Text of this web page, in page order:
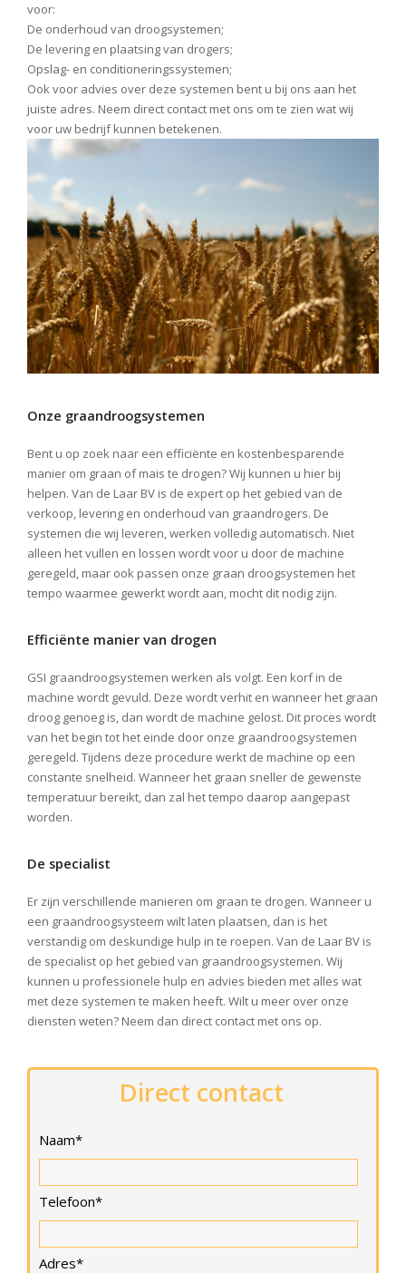
voor:
De onderhoud van droogsystemen;
De levering en plaatsing van drogers;
Opslag- en conditioneringssystemen;
Ook voor advies over deze systemen bent u bij ons aan het
juiste adres. Neem direct contact met ons om te zien wat wij
voor uw bedrijf kunnen betekenen.
Onze graandroogsystemen
Bent u op zoek naar een efficiënte en kostenbesparende
manier om graan of mais te drogen? Wij kunnen u hier bij
helpen. Van de Laar BV is de expert op het gebied van de
verkoop, levering en onderhoud van graandrogers. De
systemen die wij leveren, werken volledig automatisch. Niet
alleen het vullen en lossen wordt voor u door de machine
geregeld, maar ook passen onze graan droogsystemen het
tempo waarmee gewerkt wordt aan, mocht dit nodig zijn.
Efficiënte manier van drogen
GSI graandroogsystemen werken als volgt. Een korf in de
machine wordt gevuld. Deze wordt verhit en wanneer het graan
droog genoeg is, dan wordt de machine gelost. Dit proces wordt
van het begin tot het einde door onze graandroogsystemen
geregeld. Tijdens deze procedure werkt de machine op een
constante snelheid. Wanneer het graan sneller de gewenste
temperatuur bereikt, dan zal het tempo daarop aangepast
worden.
De specialist
Er zijn verschillende manieren om graan te drogen. Wanneer u
een graandroogsysteem wilt laten plaatsen, dan is het
verstandig om deskundige hulp in te roepen. Van de Laar BV is
de specialist op het gebied van graandroogsystemen. Wij
kunnen u professionele hulp en advies bieden met alles wat
met deze systemen te maken heeft. Wilt u meer over onze
diensten weten? Neem dan direct contact met ons op.
Direct contact
Naam*
Telefoon*
Adres*